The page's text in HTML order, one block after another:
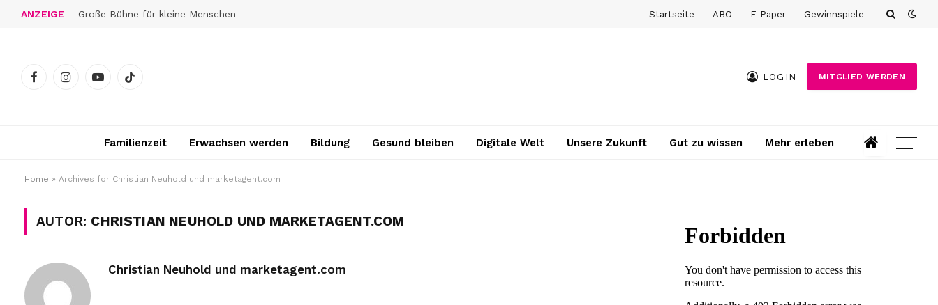
ANZEIGE Große Bühne für kleine Menschen Startseite ABO E-Paper Gewinnspiele
FacebookInstagramYouTubeTikTok
LOGIN MITGLIED WERDEN
Familienzeit Erwachsen werden Bildung Gesund bleiben Digitale Welt Unsere Zukunft Gut zu wissen Mehr erleben
Home » Archives for Christian Neuhold und marketagent.com
AUTOR: CHRISTIAN NEUHOLD UND MARKETAGENT.COM
Christian Neuhold und marketagent.com